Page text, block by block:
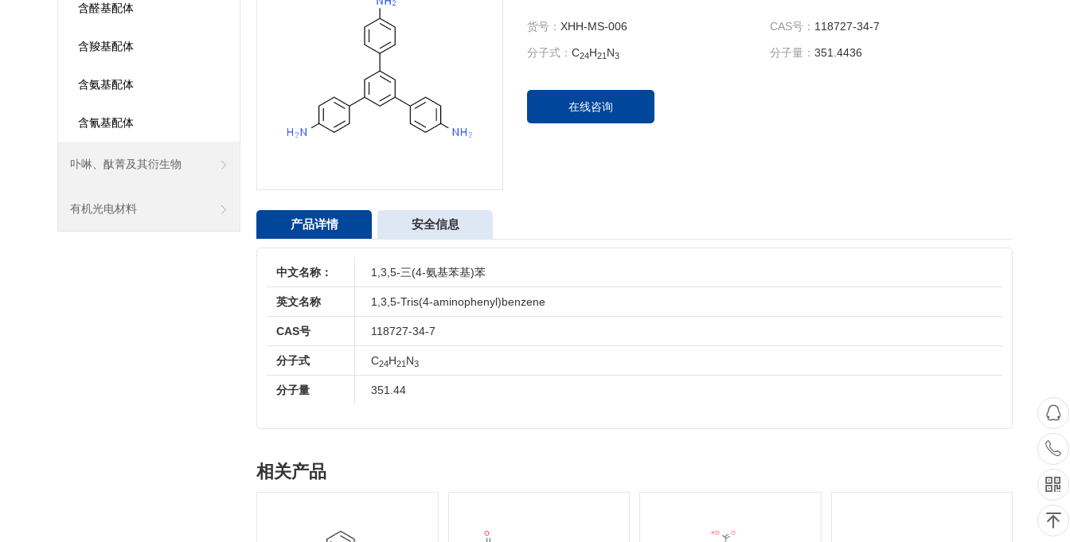
含醛基配体
含羧基配体
含氨基配体
含氰基配体
卟啉、酞菁及其衍生物
有机光电材料
货号： XHH-MS-006 CAS号： 118727-34-7
分子式： C24H21 N3 分子量： 351.4436
在线咨询
产品详情 安全信息
中文名称： 1,3,5-三(4-氨基苯基)苯
英文名称 1,3,5-Tris(4-aminophenyl)benzene
CAS号 118727-34-7
分子式 C24H21 N3
分子量 351.44
相关产品